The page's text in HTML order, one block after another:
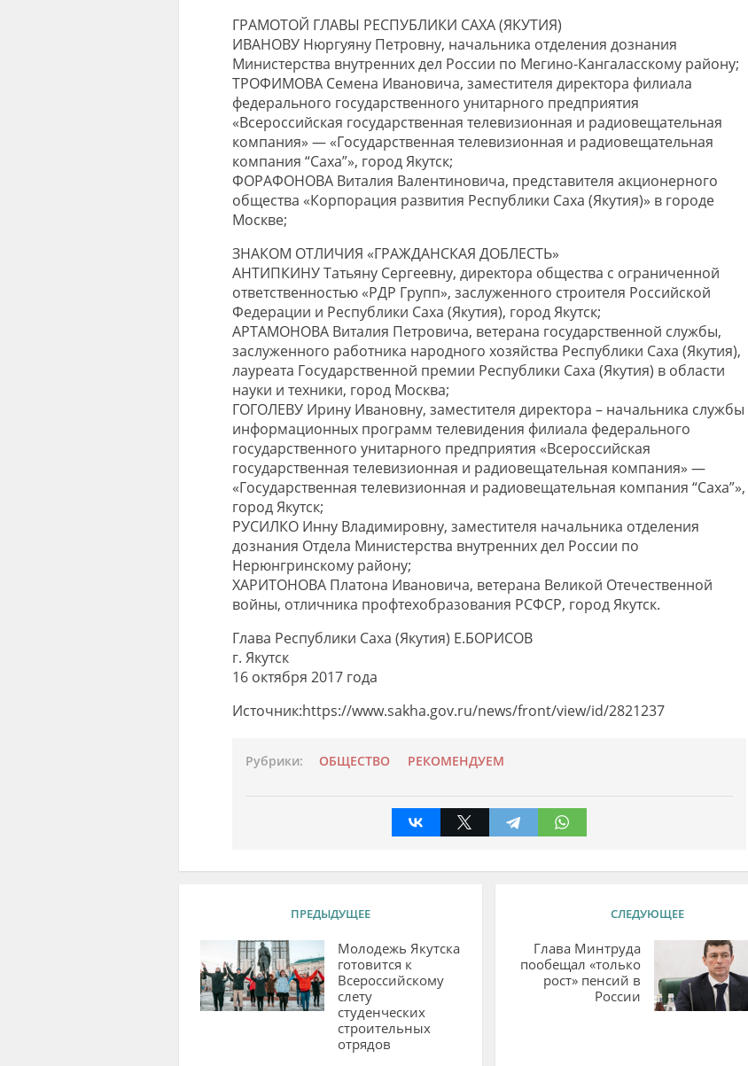
ГРАМОТОЙ ГЛАВЫ РЕСПУБЛИКИ САХА (ЯКУТИЯ)
ИВАНОВУ Нюргуяну Петровну, начальника отделения дознания
Министерства внутренних дел России по Мегино-Кангаласскому району;
ТРОФИМОВА Семена Ивановича, заместителя директора филиала
федерального государственного унитарного предприятия
«Всероссийская государственная телевизионная и радиовещательная
компания» — «Государственная телевизионная и радиовещательная
компания “Саха”», город Якутск;
ФОРАФОНОВА Виталия Валентиновича, представителя акционерного
общества «Корпорация развития Республики Саха (Якутия)» в городе
Москве;
ЗНАКОМ ОТЛИЧИЯ «ГРАЖДАНСКАЯ ДОБЛЕСТЬ»
АНТИПКИНУ Татьяну Сергеевну, директора общества с ограниченной
ответственностью «РДР Групп», заслуженного строителя Российской
Федерации и Республики Саха (Якутия), город Якутск;
АРТАМОНОВА Виталия Петровича, ветерана государственной службы,
заслуженного работника народного хозяйства Республики Саха (Якутия),
лауреата Государственной премии Республики Саха (Якутия) в области
науки и техники, город Москва;
ГОГОЛЕВУ Ирину Ивановну, заместителя директора – начальника службы
информационных программ телевидения филиала федерального
государственного унитарного предприятия «Всероссийская
государственная телевизионная и радиовещательная компания» —
«Государственная телевизионная и радиовещательная компания “Саха”»,
город Якутск;
РУСИЛКО Инну Владимировну, заместителя начальника отделения
дознания Отдела Министерства внутренних дел России по
Нерюнгринскому району;
ХАРИТОНОВА Платона Ивановича, ветерана Великой Отечественной
войны, отличника профтехобразования РСФСР, город Якутск.
Глава Республики Саха (Якутия) Е.БОРИСОВ
г. Якутск
16 октября 2017 года
Источник:https://www.sakha.gov.ru/news/front/view/id/2821237
Рубрики: ОБЩЕСТВО РЕКОМЕНДУЕМ
ПРЕДЫДУЩЕЕ
Молодежь Якутска
готовится к
Всероссийскому
слету
студенческих
строительных
отрядов
СЛЕДУЮЩЕЕ
Глава Минтруда
пообещал «только
рост» пенсий в
России